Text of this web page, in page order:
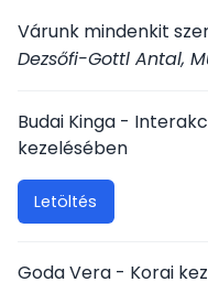
Várunk mindenkit
Dezsőfi-Gottl Antal,
Budai Kinga -
kezelésében
Letöltés
Goda Vera - Korai